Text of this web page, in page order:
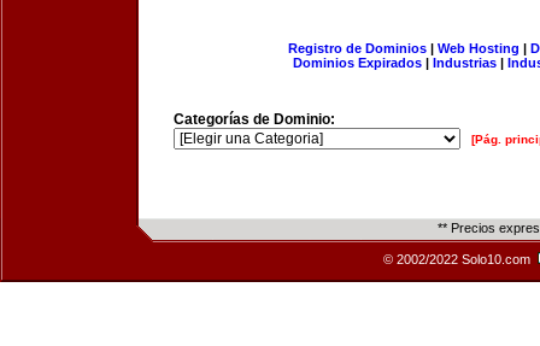
Registro de Dominios| Web Hosting |
Dominios Expirados | Industrias |
Categorías de Dominio:
[Pág.
** Precios
© 2002/2022 Solo10.com